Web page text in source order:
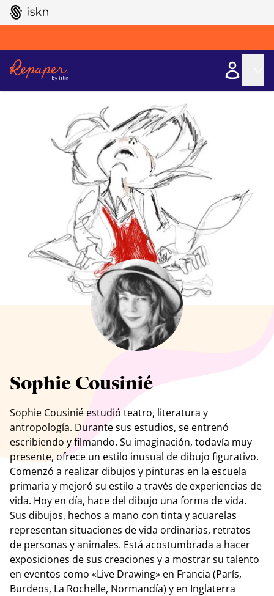
GO TO ISKN HOME
Ver todos los artistas
Sophie Cousinié
Sophie Cousinié estudió teatro, literatura y
antropología. Durante sus estudios, se entrenó
escribiendo y filmando. Su imaginación, todavía muy
presente, ofrece un estilo inusual de dibujo figurativo.
Comenzó a realizar dibujos y pinturas en la escuela
primaria y mejoró su estilo a través de experiencias de
vida. Hoy en día, hace del dibujo una forma de vida.
Sus dibujos, hechos a mano con tinta y acuarelas
representan situaciones de vida ordinarias, retratos
de personas y animales. Está acostumbrada a hacer
exposiciones de sus creaciones y a mostrar su talento
en eventos como «Live Drawing» en Francia (París,
Burdeos, La Rochelle, Normandía) y en Inglaterra